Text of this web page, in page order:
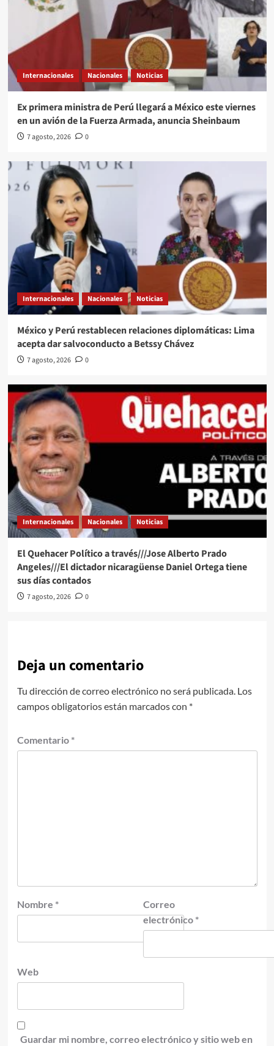
Internacionales Nacionales Noticias
Ex primera ministra de Perú llegará a México este viernes
en un avión de la Fuerza Armada, anuncia Sheinbaum
7 agosto, 2026 0
Internacionales Nacionales Noticias
México y Perú restablecen relaciones diplomáticas: Lima
acepta dar salvoconducto a Betssy Chávez
7 agosto, 2026 0
Internacionales Nacionales Noticias
El Quehacer Político a través///Jose Alberto Prado
Angeles///El dictador nicaragüense Daniel Ortega tiene
sus días contados
7 agosto, 2026 0
Deja un comentario
Tu dirección de correo electrónico no será publicada. Los
campos obligatorios están marcados con *
Comentario *
Nombre *
Correo
electrónico *
Web
Guardar mi nombre, correo electrónico y sitio web en